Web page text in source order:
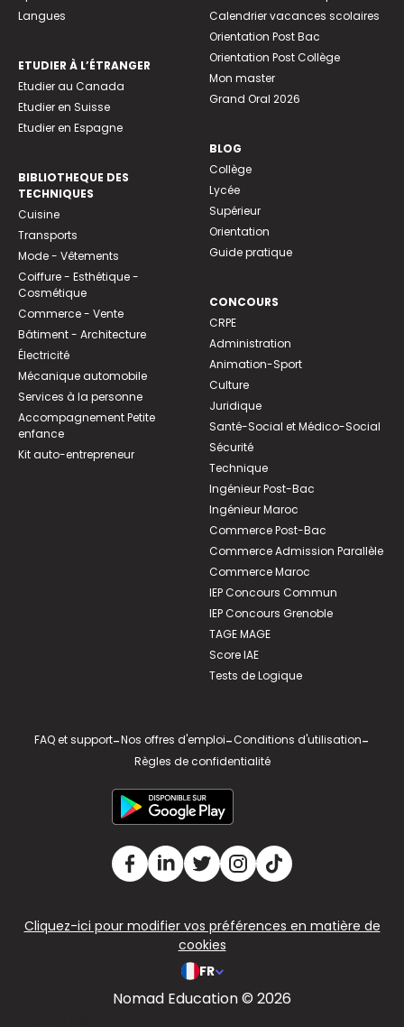
Langues
ETUDIER À L’ÉTRANGER
Etudier au Canada
Etudier en Suisse
Etudier en Espagne
BIBLIOTHEQUE DES
TECHNIQUES
Cuisine
Transports
Mode - Vêtements
Coiffure - Esthétique -
Cosmétique
Commerce - Vente
Bâtiment - Architecture
Électricité
Mécanique automobile
Services à la personne
Accompagnement Petite
enfance
Kit auto-entrepreneur
Calendrier vacances scolaires
Orientation Post Bac
Orientation Post Collège
Mon master
Grand Oral 2026
BLOG
Collège
Lycée
Supérieur
Orientation
Guide pratique
CONCOURS
CRPE
Administration
Animation-Sport
Culture
Juridique
Santé-Social et Médico-Social
Sécurité
Technique
Ingénieur Post-Bac
Ingénieur Maroc
Commerce Post-Bac
Commerce Admission Parallèle
Commerce Maroc
IEP Concours Commun
IEP Concours Grenoble
TAGE MAGE
Score IAE
Tests de Logique
FAQ et support-Nos offres d'emploi-Conditions d'utilisation-
Règles de confidentialité
Cliquez-ici pour modifier vos préférences en matière de
cookies
FR
Nomad Education © 2026